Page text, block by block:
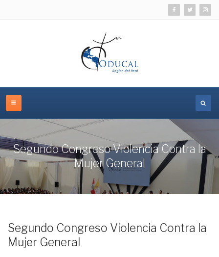
Segundo Congreso Violencia Contra la
Mujer General
Segundo Congreso Violencia Contra la
Mujer General